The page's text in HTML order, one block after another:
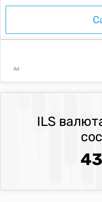
Ad
ILS